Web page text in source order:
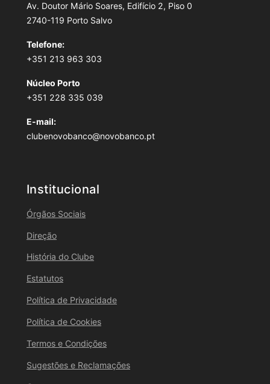
Av. Doutor Mário Soares, Edifício 2, Piso 0
2740-119 Porto Salvo
Telefone:
+351 213 963 303
Núcleo Porto
+351 228 335 039
E-mail:
clubenovobanco@novobanco.pt
Institucional
Órgãos Sociais
Direção
História do Clube
Estatutos
Política de Privacidade
Política de Cookies
Termos e Condições
Sugestões e Reclamações